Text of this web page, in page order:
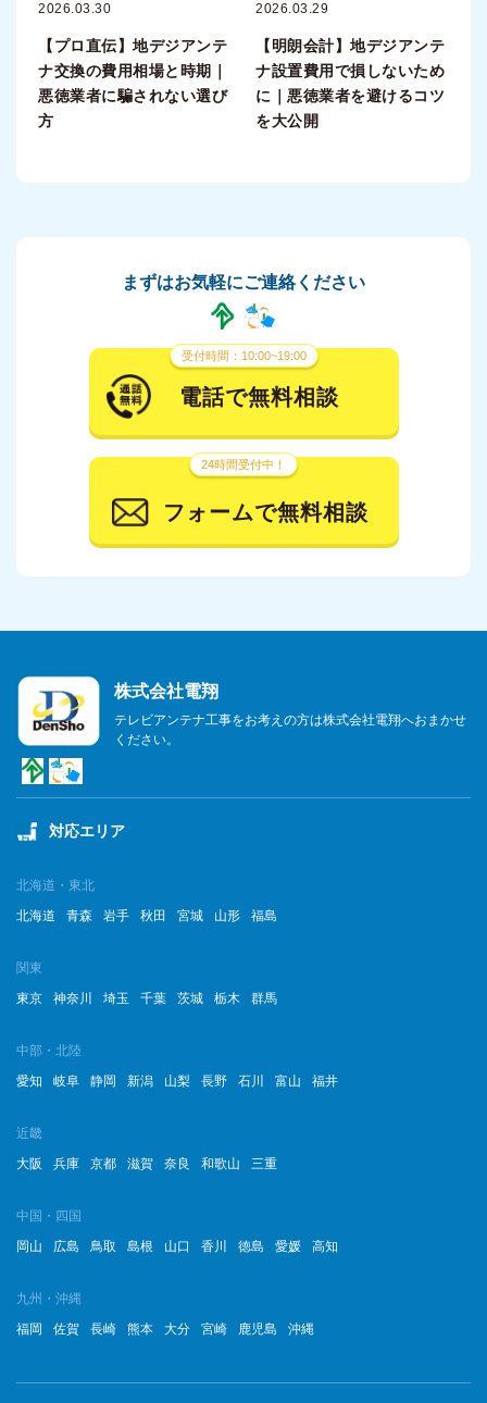
2026.03.30
【プロ直伝】地デジアンテ
ナ交換の費用相場と時期｜
悪徳業者に騙されない選び
方
2026.03.29
【明朗会計】地デジアンテ
ナ設置費用で損しないため
に｜悪徳業者を避けるコツ
を大公開
まずはお気軽にご連絡ください
受付時間：10:00~19:00
電話で無料相談
24時間受付中！
フォームで無料相談
株式会社電翔
テレビアンテナ工事をお考えの方は株式会社電翔へおまかせ
ください。
対応エリア
北海道・東北
北海道
青森 岩手 秋田 宮城 山形 福島
関東
東京
神奈川 埼玉 千葉 茨城 栃木 群馬
中部・北陸
愛知
岐阜 静岡 新潟 山梨 長野 石川 富山 福井
近畿
大阪
兵庫 京都 滋賀 奈良 和歌山 三重
中国・四国
岡山
広島 鳥取 島根 山口 香川 徳島 愛媛 高知
九州・沖縄
福岡
佐賀 長崎 熊本 大分 宮崎 鹿児島 沖縄